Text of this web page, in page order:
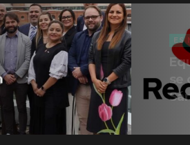
ES NOTICIA
Equipo de Red Hat en Latam
se consolida con Sinuhé
Sánchez